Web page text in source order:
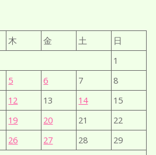
木 金 土
日
1
5 6 7
8
12 13 14
15
19 20 21
22
26 27 28
29